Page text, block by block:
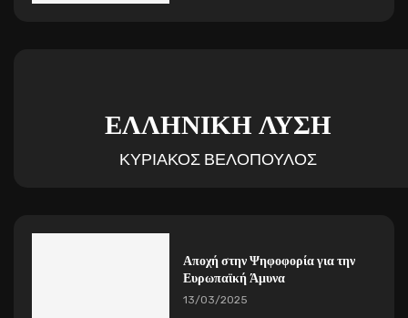
ΕΛΛΗΝΙΚΗ ΛΥΣΗ
ΚΥΡΙΑΚΟΣ ΒΕΛΟΠΟΥΛΟΣ
Αποχή στην Ψηφοφορία για την
Ευρωπαϊκή Άμυνα
13/03/2025